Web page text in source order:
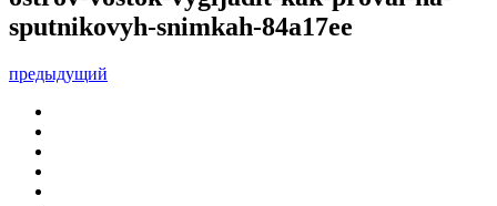
sputnikovyh-snimkah-84a17ee
предыдущий